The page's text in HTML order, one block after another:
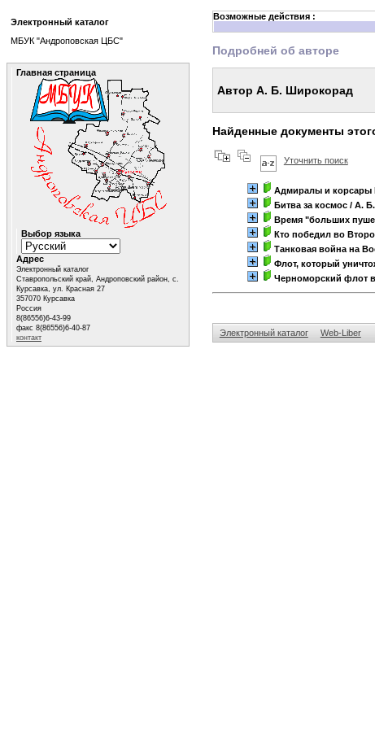
Возможные действия :
Подробней об авторе
Автор А. Б. Широкорад
Найденные документы
Уточнить поиск
Адмиралы и корсары
Битва за космос/ А.
Время "больших
Кто победил во
Танковая война на
Флот, который
Черноморский флот
Электронный каталог Web-Liber
Электронный каталог
МБУК "Андроповская ЦБС"
Главная страница
Выбор языка
Адрес
Электронный каталог
Ставропольский край, Андроповский район, с.
Курсавка, ул. Красная 27
357070 Курсавка
Россия
8(86556)6-43-99
факс 8(86556)6-40-87
контакт